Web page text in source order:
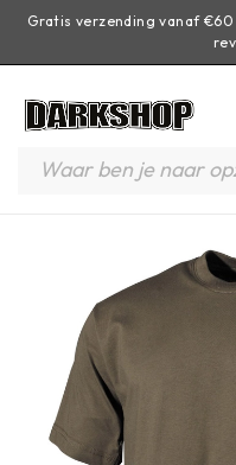
Gratis verzending vanaf